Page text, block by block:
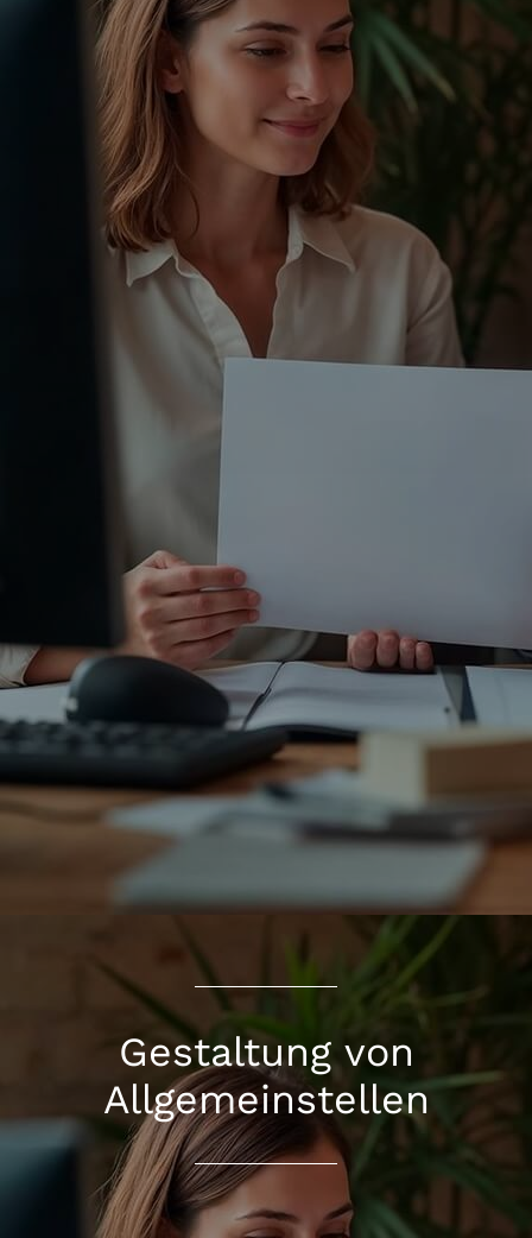
Gestaltung von
Allgemeinstellen